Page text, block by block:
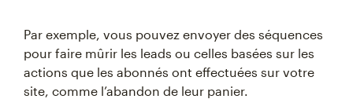
Par exemple, vous pouvez envoyer des séquences
pour faire mûrir les leads ou celles basées sur les
actions que les abonnés ont effectuées sur votre
site, comme l’abandon de leur panier.